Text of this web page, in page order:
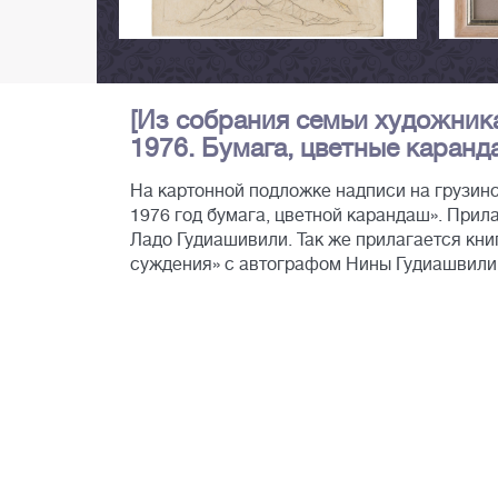
[Из собрания семьи
1976. Бумага, цветные
На картонной подложке надписи на
1976 год бумага, цветной карандаш».
Ладо Гудиашивили. Так же прилагается
суждения» с автографом Нины